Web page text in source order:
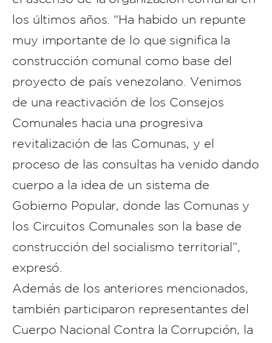
los últimos años. “Ha habido un repunte
muy importante de lo que significa la
construcción comunal como base del
proyecto de país venezolano. Venimos
de una reactivación de los Consejos
Comunales hacia una progresiva
revitalización de las Comunas, y el
proceso de las consultas ha venido dando
cuerpo a la idea de un sistema de
Gobierno Popular, donde las Comunas y
los Circuitos Comunales son la base de
construcción del socialismo territorial”,
expresó.
Además de los anteriores mencionados,
también participaron representantes del
Cuerpo Nacional Contra la Corrupción, la